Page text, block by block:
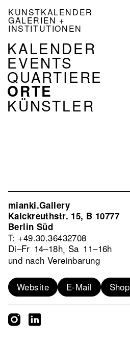
zum
Inhalt
KUNSTKALENDER
GALERIEN +
INSTITUTIONEN
NAVIGATION
KALENDER
DE
KALENDER
EVENTS
QUARTIERE
ORTE
KÜNSTLER
mianki.Gallery
Kalckreuthstr. 15, B 10777
Berlin Süd
T: +49.30.36432708
Di–Fr 14–18h, Sa 11–16h
und nach Vereinbarung
Website E-Mail Shop